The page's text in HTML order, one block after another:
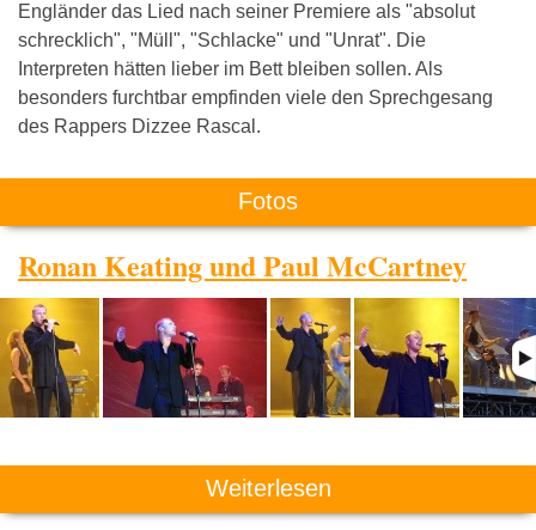
Engländer das Lied nach seiner Premiere als "absolut
schrecklich", "Müll", "Schlacke" und "Unrat". Die
Interpreten hätten lieber im Bett bleiben sollen. Als
besonders furchtbar empfinden viele den Sprechgesang
des Rappers Dizzee Rascal.
Fotos
Ronan Keating und Paul McCartney
Weiterlesen